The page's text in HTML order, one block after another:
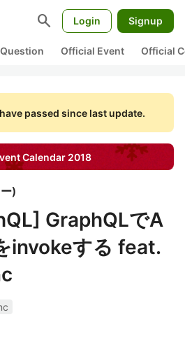
search Login Signup
Question Official Event Official
passed since last update.
Calendar 2018
)
GraphQLでA
invokeする feat.